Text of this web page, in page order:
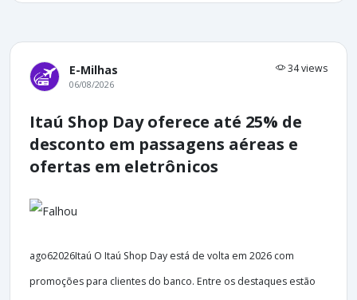
E-Milhas 34 views
06/08/2026
Itaú Shop Day oferece até 25% de
desconto em passagens aéreas e
ofertas em eletrônicos
ago62026Itaú O Itaú Shop Day está de volta em 2026 com
promoções para clientes do banco. Entre os destaques estão